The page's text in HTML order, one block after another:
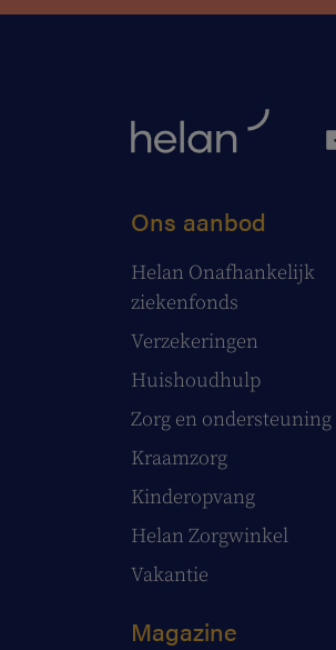
Ons aanbod
Helan Onafhankelijk
ziekenfonds
Verzekeringen
Huishoudhulp
Zorg en ondersteuning
Kraamzorg
Kinderopvang
Helan Zorgwinkel
Vakantie
Magazine